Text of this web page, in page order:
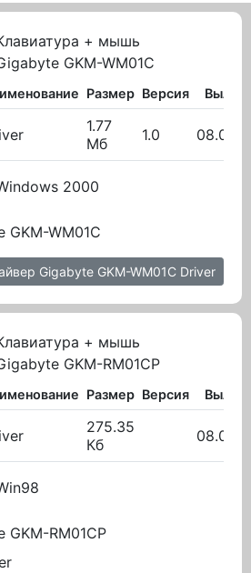
+ мышь
GKM-WM01C
Размер Версия
1.77
Мб
1.0
2000
WM01C
Gigabyte GKM-WM01C Driver
+ мышь
GKM-RM01CP
Размер Версия
275.35
Кб
RM01CP